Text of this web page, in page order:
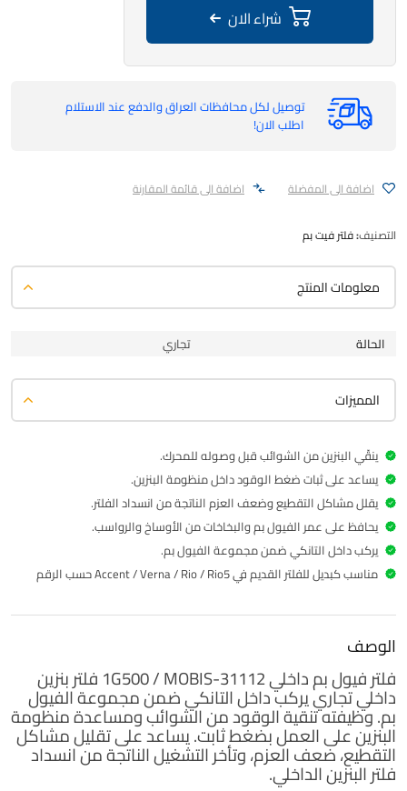
شراء الان
توصيل لكل محافظات العراق والدفع عند الاستلام
اطلب الان!
اضافة الى المفضلة اضافة الى قائمة المقارنة
التصنيف:فلتر فيت بم
معلومات المنتج
الحالة تجاري
المميزات
ينقّي البنزين من الشوائب قبل وصوله للمحرك.
يساعد على ثبات ضغط الوقود داخل منظومة البنزين.
يقلل مشاكل التقطيع وضعف العزم الناتجة من انسداد الفلتر.
يحافظ على عمر الفيول بم والبخاخات من الأوساخ والرواسب.
يركب داخل التانكي ضمن مجموعة الفيول بم.
مناسب كبديل للفلتر القديم في Accent / Verna / Rio / Rio5 حسب الرقم
الوصف
فلتر فيول بم داخلي 31112-1G500 / MOBIS فلتر بنزين
داخلي تجاري يركب داخل التانكي ضمن مجموعةالفيول
بم. وظيفته تنقية الوقود من الشوائب ومساعدة منظومة
البنزين على العمل بضغط ثابت. يساعد على تقليل مشاكل
التقطيع، ضعف العزم، وتأخر التشغيل الناتجة من انسداد
فلتر البنزين الداخلي.